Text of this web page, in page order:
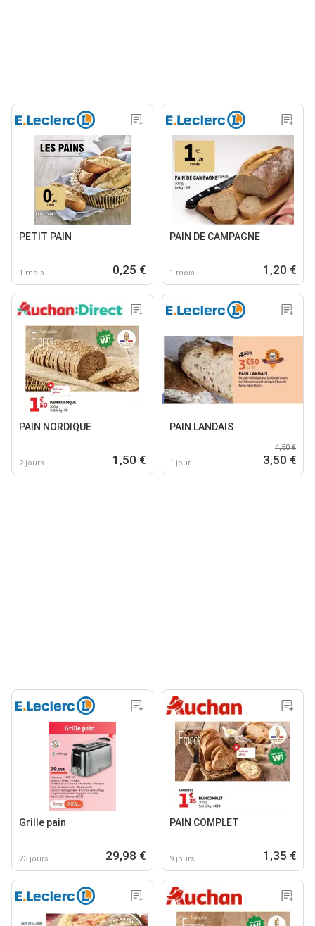
PETIT PAIN
1 mois 0,25 €
PAIN DE CAMPAGNE
1 mois 1,20 €
PAIN NORDIQUE
2 jours 1,50 €
PAIN LANDAIS
1 jour
4,50 €
3,50 €
Grille pain
23 jours 29,98 €
PAIN COMPLET
9 jours 1,35 €